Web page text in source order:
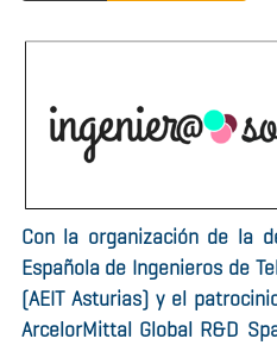
Con la organización de la
Española de Ingenieros de
(AEIT Asturias) y el
ArcelorMittal Global R&D